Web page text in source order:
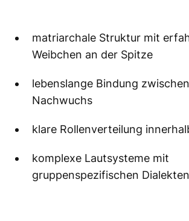
matriarchale Struktur mit
Weibchen an der Spitze
lebenslange Bindung
Nachwuchs
klare Rollenverteilung
komplexe Lautsysteme mit
gruppenspezifischen Dialekten